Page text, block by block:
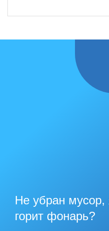
Не убран мусор,
горит фонарь?